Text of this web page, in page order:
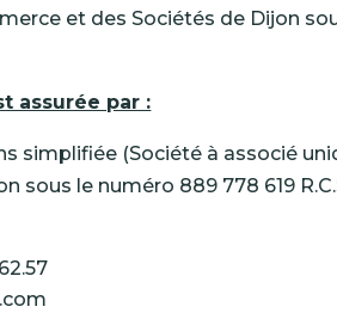
et des Sociétés de Dijon
assurée par :
simplifiée (Société à associé
sous le numéro 889 778 619